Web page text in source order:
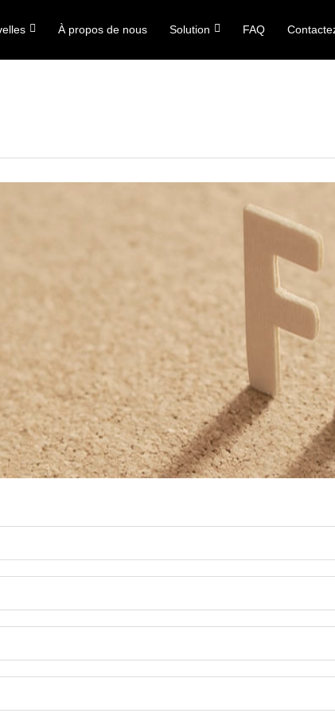
À propos de nous Solution FAQ
VOTRE IDENTITÉ
×